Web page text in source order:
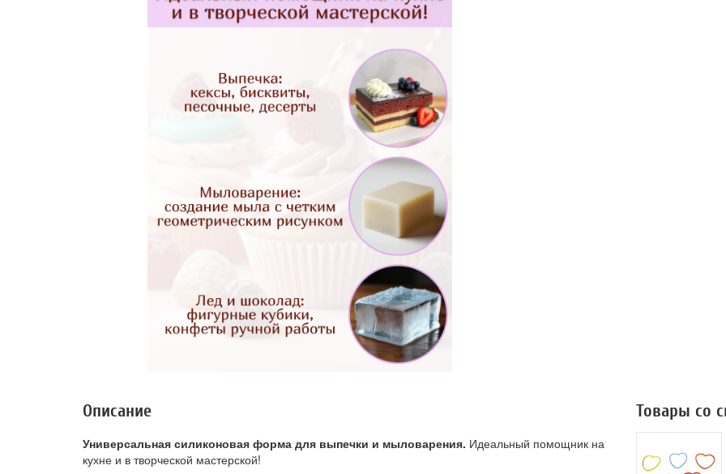
Описание
Универсальная силиконовая форма для выпечки и мыловарения. Идеальный помощник на
кухне и в творческой мастерской!
Товары со